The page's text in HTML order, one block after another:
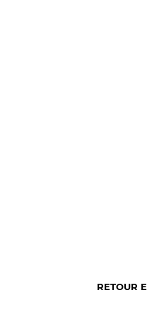
RETOUR